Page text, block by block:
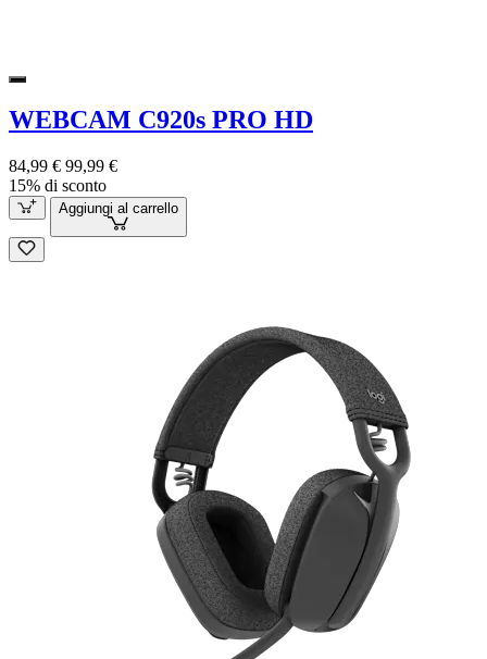
WEBCAM C920s PRO HD
84,99 € 99,99 €
15% di sconto
Aggiungi al carrello